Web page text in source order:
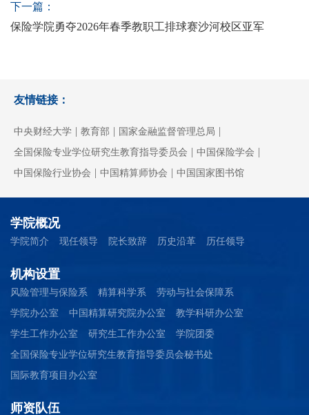
下一篇：
保险学院勇夺2026年春季教职工排球赛沙河校区亚军
友情链接：
中央财经大学 | 教育部 | 国家金融监督管理总局 |
全国保险专业学位研究生教育指导委员会 | 中国保险学会 |
中国保险行业协会 | 中国精算师协会 | 中国国家图书馆
学院概况
学院简介 现任领导 院长致辞 历史沿革 历任领导
机构设置
风险管理与保险系 精算科学系
劳动与社会保障系
学院办公室
中国精算研究院办公室
教学科研办公室
学生工作办公室
研究生工作办公室
学院团委
全国保险专业学位研究生教育指导委员会秘书处
国际教育项目办公室
师资队伍